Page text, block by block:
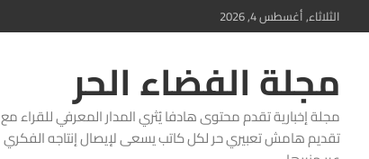
Skip
content
الثلاثاء, أغسطس 4, 2026
مجلة الفضاء الحر
مجلة إخبارية تقدم محتوى هادفا يُثري المدار المعرفي للقراء مع
تقديم هامش تعبيري حر لكل كاتب يسعى لإيصال إنتاجه الفكري